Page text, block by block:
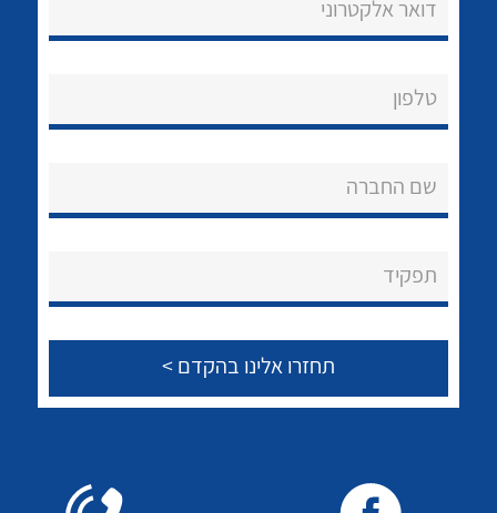
שאלות ותשובות
דואר אלקטרוני
טלפון
שם החברה
תפקיד